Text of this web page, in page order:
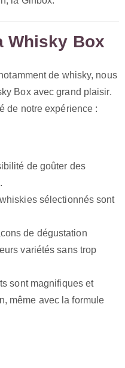
Whisky Box
de whisky, nous
Box avec grand plaisir.
de notre expérience :
de goûter des
sélectionnés sont
de dégustation
variétés sans trop
sont magnifiques et
même avec la formule